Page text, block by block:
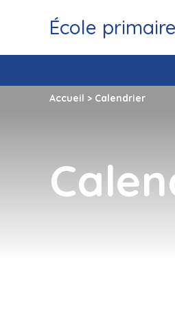
École
Accueil > Calendrier